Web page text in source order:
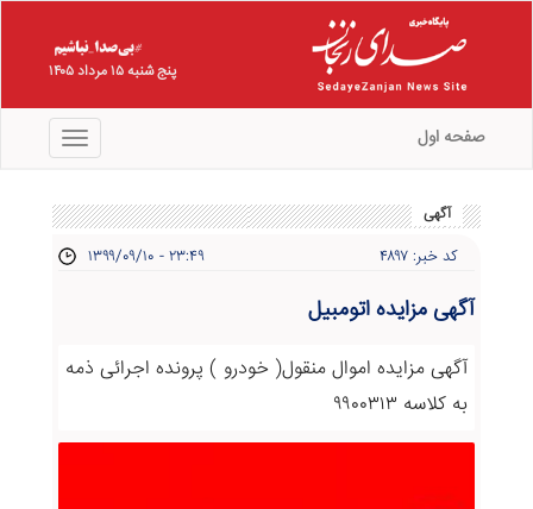
پنج شنبه ۱۵ مرداد ۱۴۰۵
منو صفحه اول
آگهی
کد خبر: ۴۸۹۷ ۱۳۹۹/۰۹/۱۰ - ۲۳:۴۹
آگهی مزایده اتومبیل
آگهی مزایده اموال منقول( خودرو ) پرونده اجرائی ذمه
به کلاسه ۹۹۰۰۳۱۳